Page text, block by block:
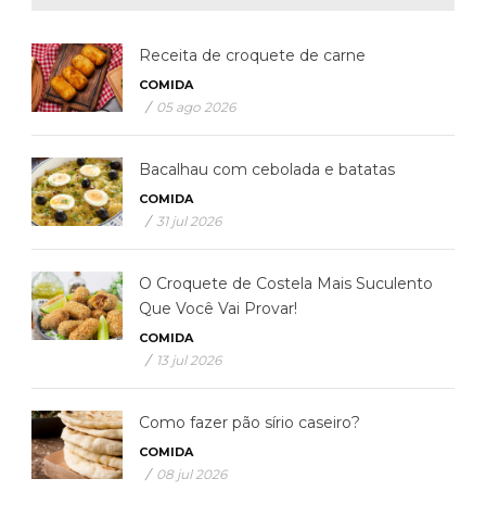
Receita de croquete de carne
COMIDA
/ 05 ago 2026
Bacalhau com cebolada e batatas
COMIDA
/ 31 jul 2026
O Croquete de Costela Mais Suculento
Que Você Vai Provar!
COMIDA
/ 13 jul 2026
Como fazer pão sírio caseiro?
COMIDA
/ 08 jul 2026